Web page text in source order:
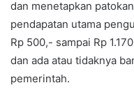
dan menetapkan
pendapatan utama
Rp 500,- sampai Rp
dan ada atau tidaknya
pemerintah.